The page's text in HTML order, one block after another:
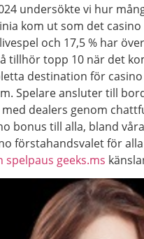
undersökte vi hur
kom ut som det
och 17,5 % har
tillhör topp 10 när det
destination för
Spelare ansluter till
dealers genom
bonus till alla, bland
förstahandsvalet för
spelpaus geeks.ms